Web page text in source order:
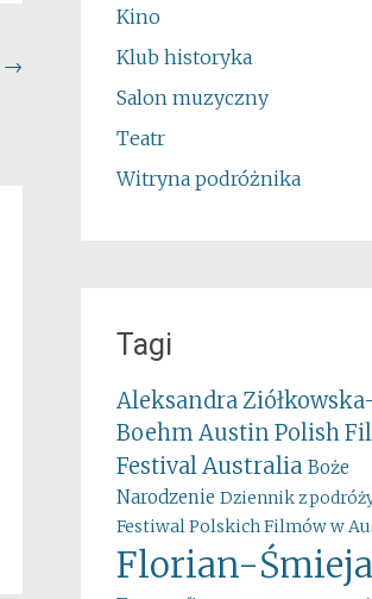
→
Kino
Klub historyka
Salon muzyczny
Teatr
Witryna podróżnika
Tagi
Aleksandra
Boehm Austin Polish
FestivalAustralia Boże
Narodzenie Dziennik z
Festiwal Polskich Filmów w
Florian-Śmieja